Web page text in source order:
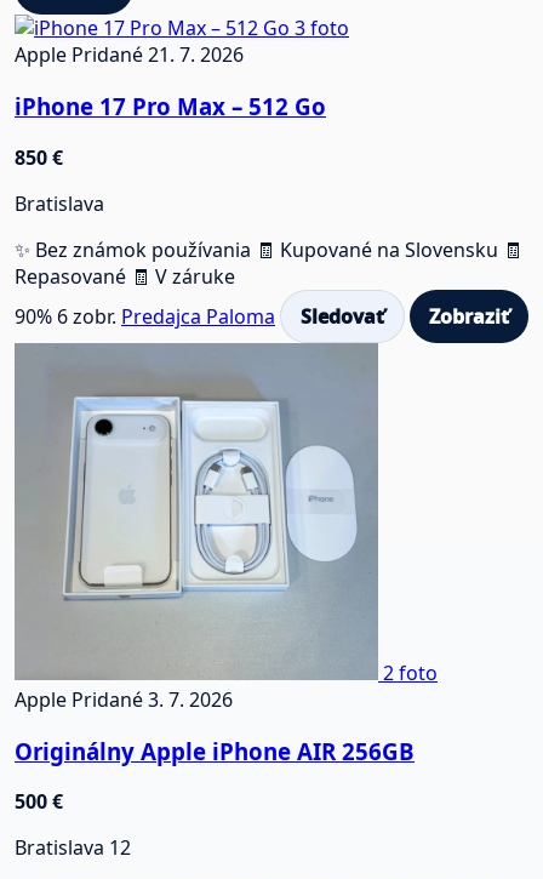
3 foto
Apple Pridané 21. 7. 2026
iPhone 17 Pro Max – 512 Go
850 €
Bratislava
✨ Bez známok používania 🧾 Kupované na Slovensku 🧾
Repasované 🧾 V záruke
90% 6 zobr. Predajca Paloma Sledovať Zobraziť
2 foto
Apple Pridané 3. 7. 2026
Originálny Apple iPhone AIR 256GB
500 €
Bratislava 12